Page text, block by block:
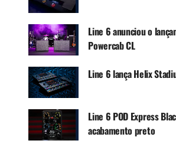
Recursos adicionais incluem
tempo, afinador, noise gate, saída
ouvido e uma interface de áudio
recursos de reamplificação.
expressão opcional para controlar
até dois pedais para selecionar
Line 6 anunciou o
Powercab CL
Line 6 lança Helix
Line 6 POD Express
acabamento preto